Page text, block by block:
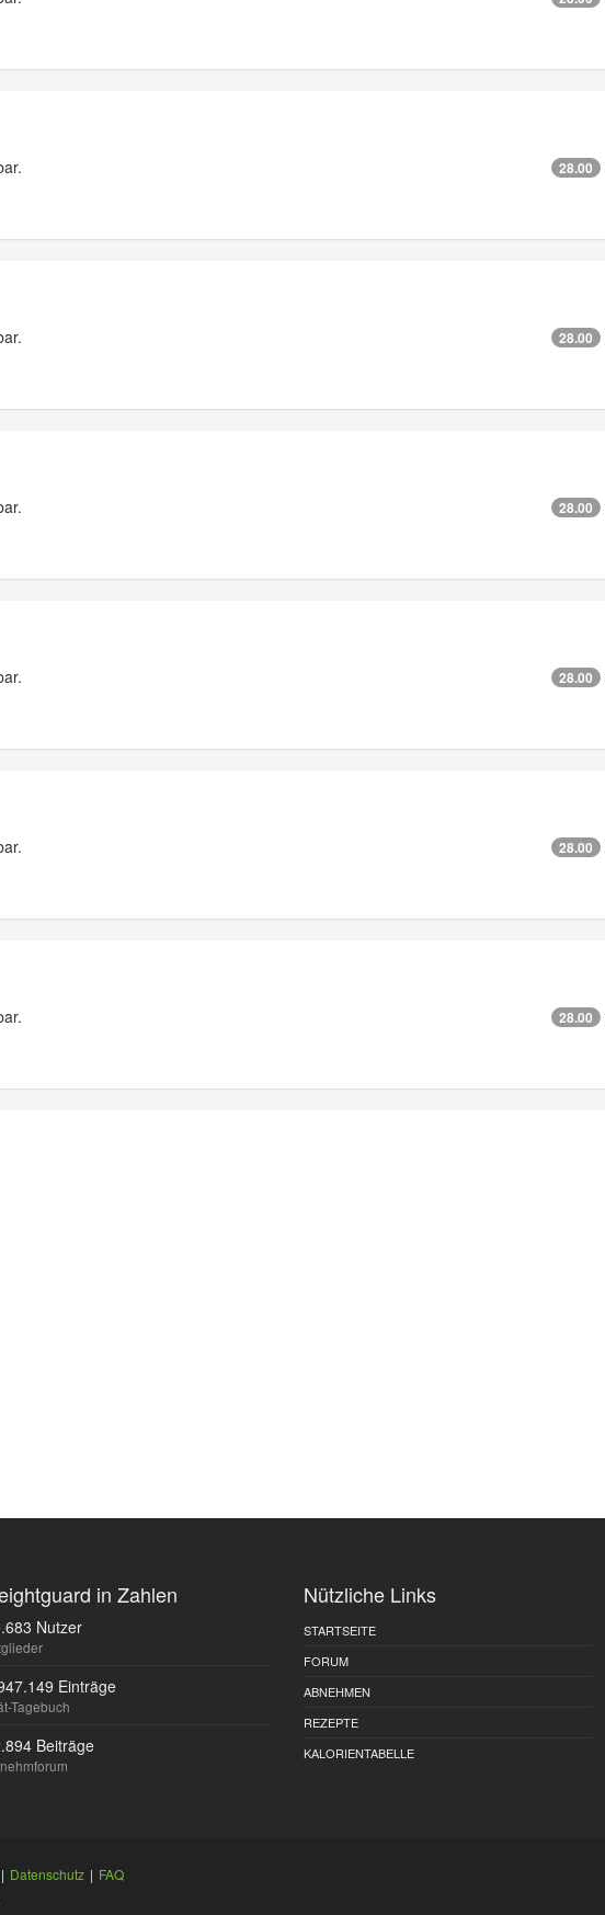
28.00
28.00
28.00
28.00
28.00
28.00
in Zahlen
Nutzer
Einträge
Tagebuch
Beiträge
Nützliche Links
STARTSEITE
FORUM
ABNEHMEN
REZEPTE
KALORIENTABELLE
| Datenschutz | FAQ